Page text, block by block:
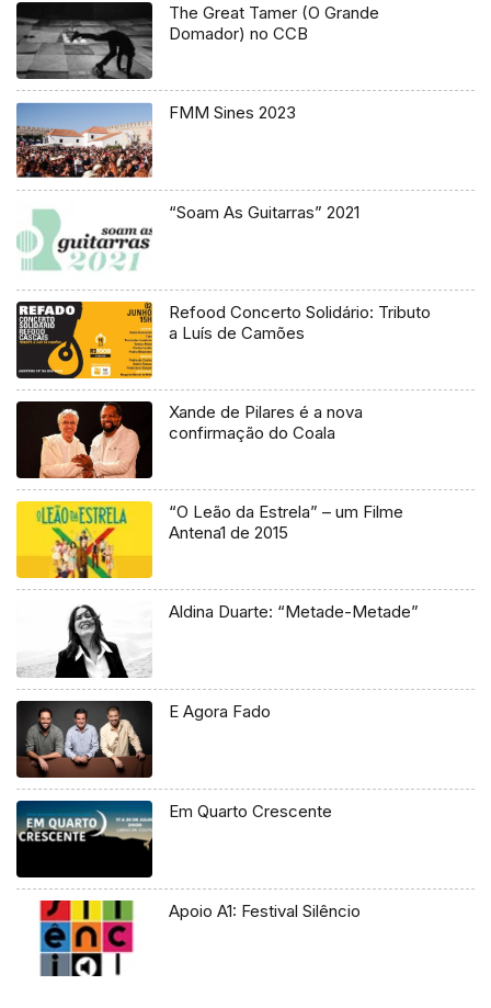
The Great Tamer (O Grande
Domador) no CCB
FMM Sines 2023
“Soam As Guitarras” 2021
Refood Concerto Solidário: Tributo
a Luís de Camões
Xande de Pilares é a nova
confirmação do Coala
“O Leão da Estrela” – um Filme
Antena1 de 2015
Aldina Duarte: “Metade-Metade”
E Agora Fado
Em Quarto Crescente
Apoio A1: Festival Silêncio